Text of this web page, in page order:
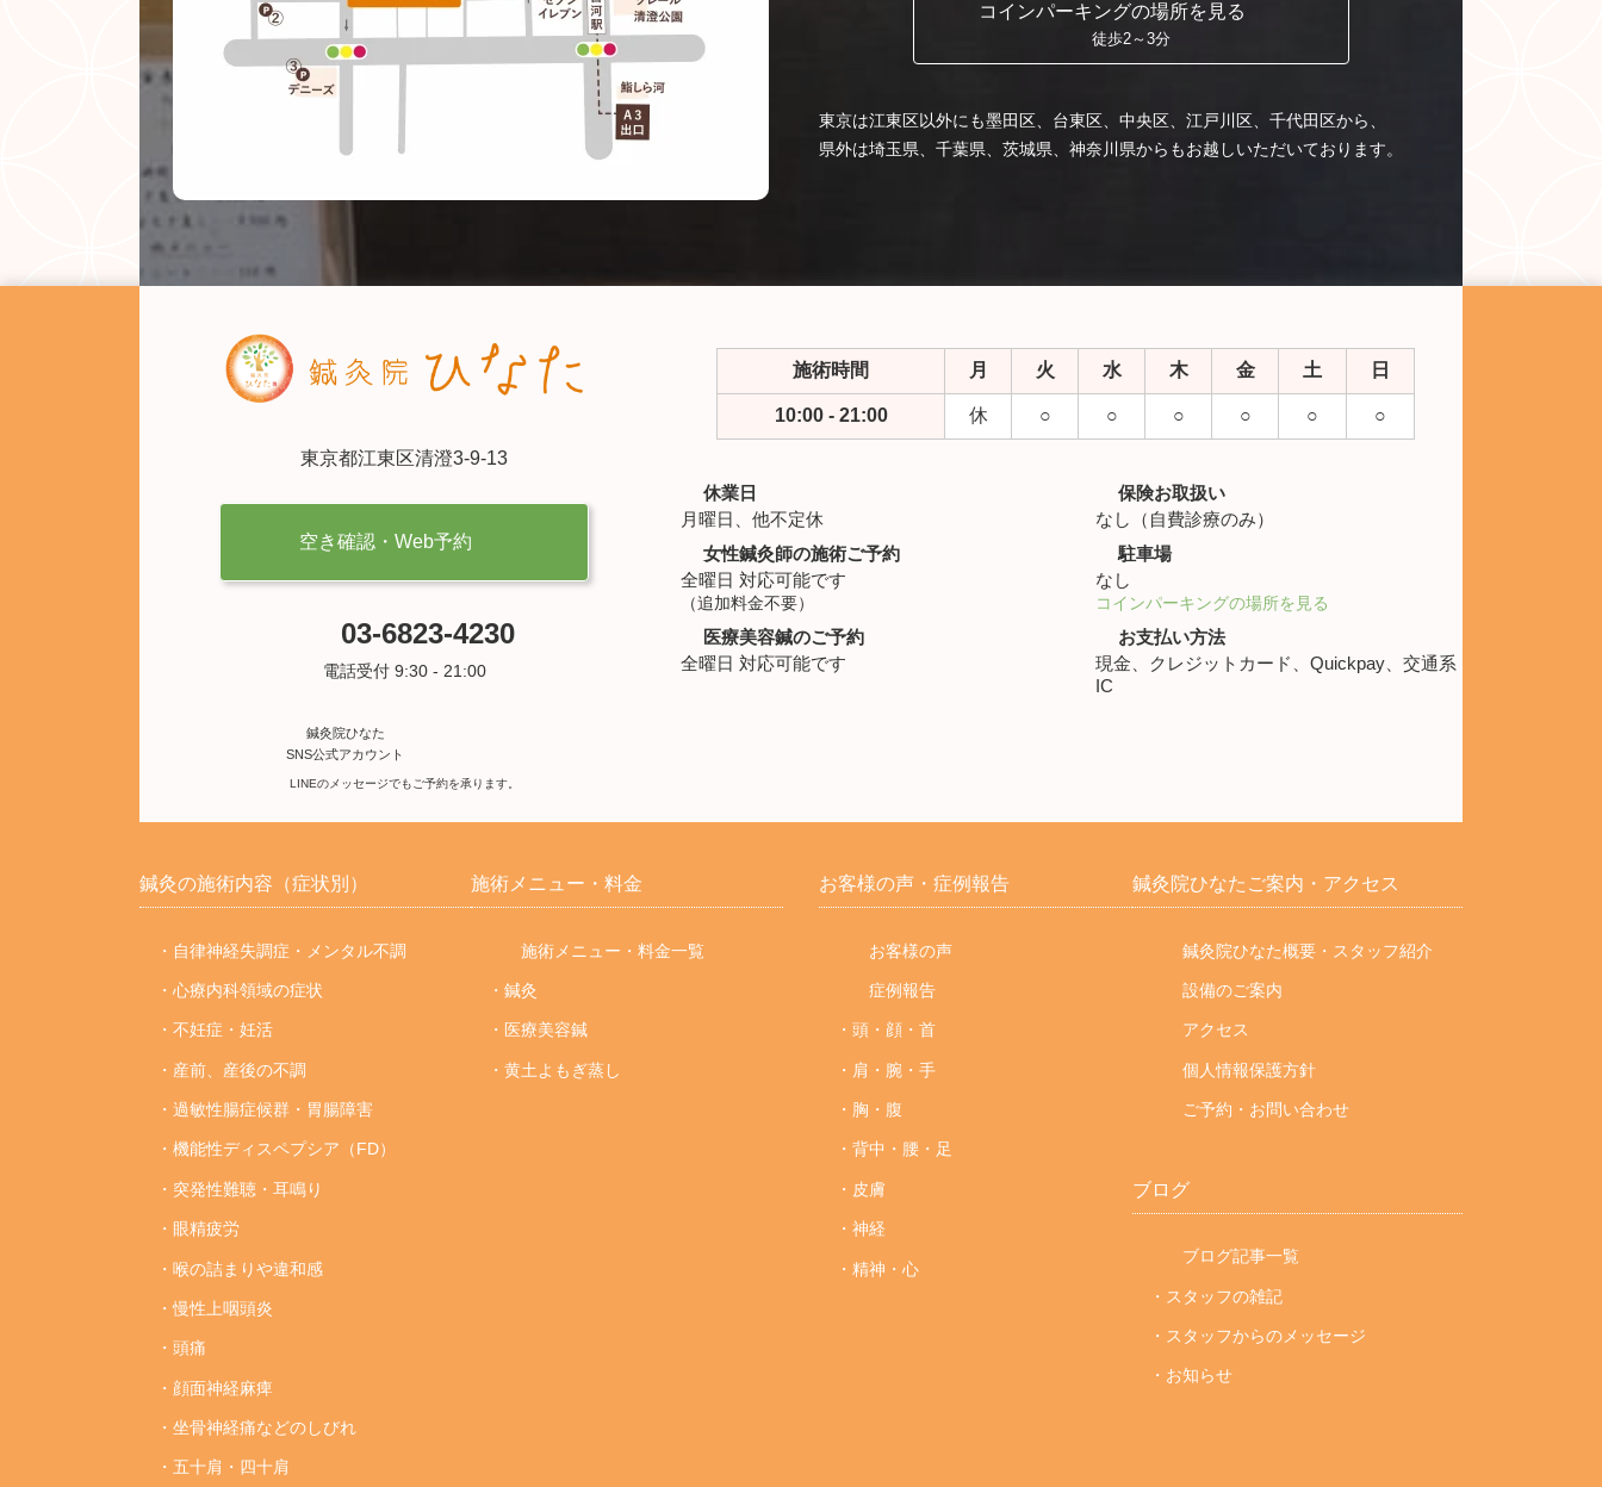
コインパーキングの場所を見る
徒歩2～3分
東京は江東区以外にも墨田区、台東区、中央区、江戸川区、千代田区から、
県外は埼玉県、千葉県、茨城県、神奈川県からもお越しいただいております。
東京都江東区清澄3-9-13
空き確認・Web予約
03-6823-4230
電話受付 9:30 - 21:00
鍼灸院ひなた
SNS公式アカウント
LINEのメッセージでもご予約を承ります。
施術時間 月 火 水 木 金 土 日
10:00 - 21:00 休 ○ ○ ○ ○ ○ ○
休業日
月曜日、他不定休
女性鍼灸師の施術ご予約
全曜日 対応可能です
（追加料金不要）
医療美容鍼のご予約
全曜日 対応可能です
保険お取扱い
なし（自費診療のみ）
駐車場
なし
コインパーキングの場所を見る
お支払い方法
現金、クレジットカード、Quickpay、交通系
IC
鍼灸の施術内容（症状別）
・自律神経失調症・メンタル不調
・心療内科領域の症状
・不妊症・妊活
・産前、産後の不調
・過敏性腸症候群・胃腸障害
・機能性ディスペプシア（FD）
・突発性難聴・耳鳴り
・眼精疲労
・喉の詰まりや違和感
・慢性上咽頭炎
・頭痛
・顔面神経麻痺
・坐骨神経痛などのしびれ
・五十肩・四十肩
施術メニュー・ 料金
施術メニュー・料金一覧
・鍼灸
・医療美容鍼
・黄土よもぎ蒸し
お客様の声・ 症例報告
お客様の声
症例報告
・頭・顔・首
・肩・腕・手
・胸・腹
・背中・腰・足
・皮膚
・神経
・精神・心
鍼灸院ひなた ご案内・アクセス
鍼灸院ひなた概要・スタッフ紹介
設備のご案内
アクセス
個人情報保護方針
ご予約・お問い合わせ
ブログ
ブログ記事一覧
・スタッフの雑記
・スタッフからのメッセージ
・お知らせ